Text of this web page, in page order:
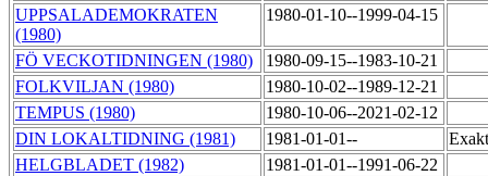
UPPSALADEMOKRATEN
(1980)
1980-01-10--1999-04-15
FÖ VECKOTIDNINGEN (1980)
1980-09-15--1983-10-21
FOLKVILJAN (1980)
1980-10-02--1989-12-21
TEMPUS (1980)
1980-10-06--2021-02-12
DIN LOKALTIDNING (1981)
1981-01-01--
HELGBLADET (1982)
1981-01-01--1991-06-22